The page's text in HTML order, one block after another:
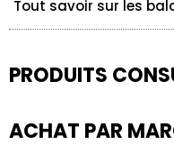
Tout savoir sur les
PRODUITS
ACHAT PAR